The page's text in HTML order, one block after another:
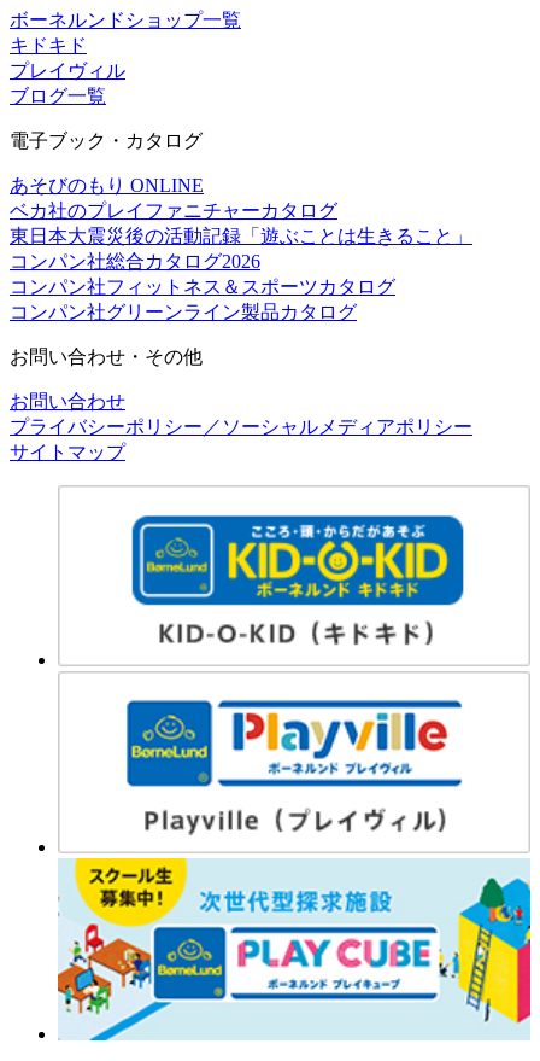
ボーネルンドショップ一覧
キドキド
プレイヴィル
ブログ一覧
電子ブック・カタログ
あそびのもり ONLINE
ベカ社のプレイファニチャーカタログ
東日本大震災後の活動記録「遊ぶことは生きること」
コンパン社総合カタログ2026
コンパン社フィットネス＆スポーツカタログ
コンパン社グリーンライン製品カタログ
お問い合わせ・その他
お問い合わせ
プライバシーポリシー／ソーシャルメディアポリシー
サイトマップ